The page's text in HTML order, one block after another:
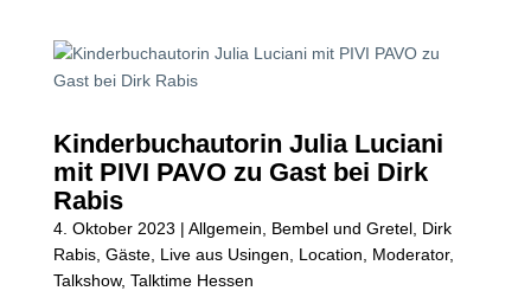
Kinderbuchautorin Julia Luciani
mit PIVI PAVO zu Gast bei Dirk
Rabis
4. Oktober 2023 | Allgemein Bembel und Gretel, Dirk
Rabis, Gäste, Live aus Usingen Location Moderator,
Talkshow, Talktime Hessen